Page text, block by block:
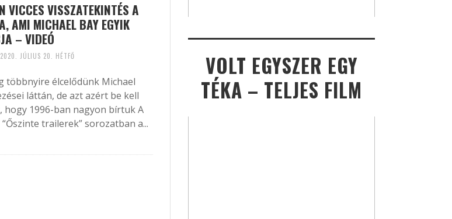
VICCES VISSZATEKINTÉS A
AMI MICHAEL BAY EGYIK
– VIDEÓ
2020. JÚLIUS 20. HÉTFŐ
többnyire élcelődünk Michael
láttán, de azt azért be kell
hogy 1996-ban nagyon bírtuk A
trailerek” sorozatban a...
VOLT EGYSZER EGY
TÉKA – TELJES FILM